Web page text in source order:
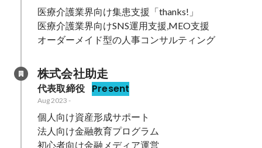
医療介護業界向け集患支援「thanks!」
医療介護業界向けSNS運用支援,MEO支援
オーダーメイド型の人事コンサルティング
株式会社助走
代表取締役 Present
Aug 2023 -
個人向け資産形成サポート
法人向け金融教育プログラム